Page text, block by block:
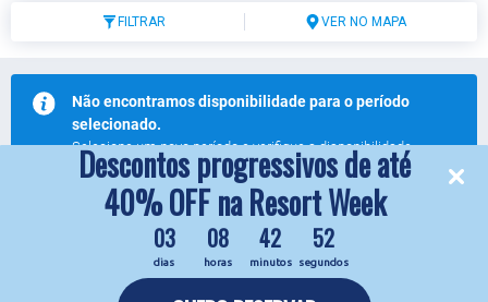
Descontos progressivos de até
40% OFF na Resort Week
03
dias
08
horas
42
minutos
52
segundos
FILTRAR VER NO MAPA
Não encontramos disponibilidade para o período
selecionado.
Selecione um novo período e verifique a disponibilidade.
Modifique sua busca
reservas.daj@bluetree.com.br 4333713902
© 2026 Blue Tree Daj Resort & Marina. Todos os direitos reservados.